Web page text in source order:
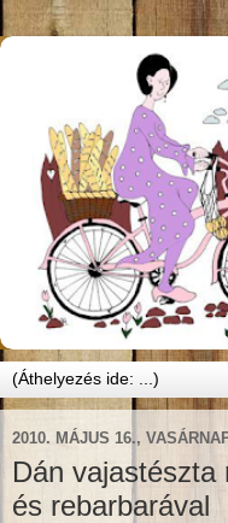
2010. MÁJUS 16.,
Dán vajastészta
és rebarbarával